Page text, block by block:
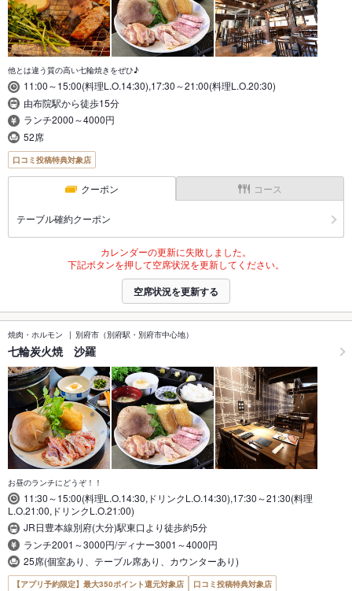
他とは違う質の高い七輪焼きをぜひ♪
11:00～15:00(料理L.O.14:30),17:30～21:00(料理L.O.20:30)
由布院駅から徒歩15分
ランチ2000～4000円
52席
口コミ投稿特典対象店
クーポン コース
テーブル確約クーポン
カレンダーの更新に失敗しました。
下記ボタンを押して空席状況を更新してください。
空席状況を更新する
焼肉・ホルモン 別府市（別府駅・別府市中心地）
七輪炭火焼 沙羅
お昼のランチにどうぞ！！
11:30～15:00(料理L.O.14:30,ドリンクL.O.14:30),17:30～21:30(料理
L.O.21:00,ドリンクL.O.21:00)
JR日豊本線別府(大分)駅東口より徒歩約5分
ランチ2001～3000円/ディナー3001～4000円
25席(個室あり、テーブル席あり、カウンターあり)
【アプリ予約限定】最大350ポイント還元対象店 口コミ投稿特典対象店